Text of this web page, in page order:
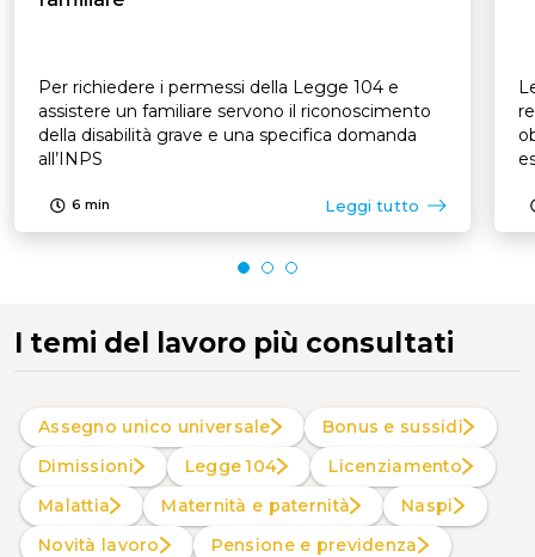
Per richiedere i permessi della Legge 104 e
assistere un familiare servono il riconoscimento
della disabilità grave e una specifica domanda
all’INPS
6 min Leggi tutto
I temi del lavoro più consultati
Assegno unico universale
Bonus e sussidi
Dimissioni
Legge 104
Licenziamento
Malattia
Maternità e paternità
Naspi
Novità lavoro
Pensione e previdenza